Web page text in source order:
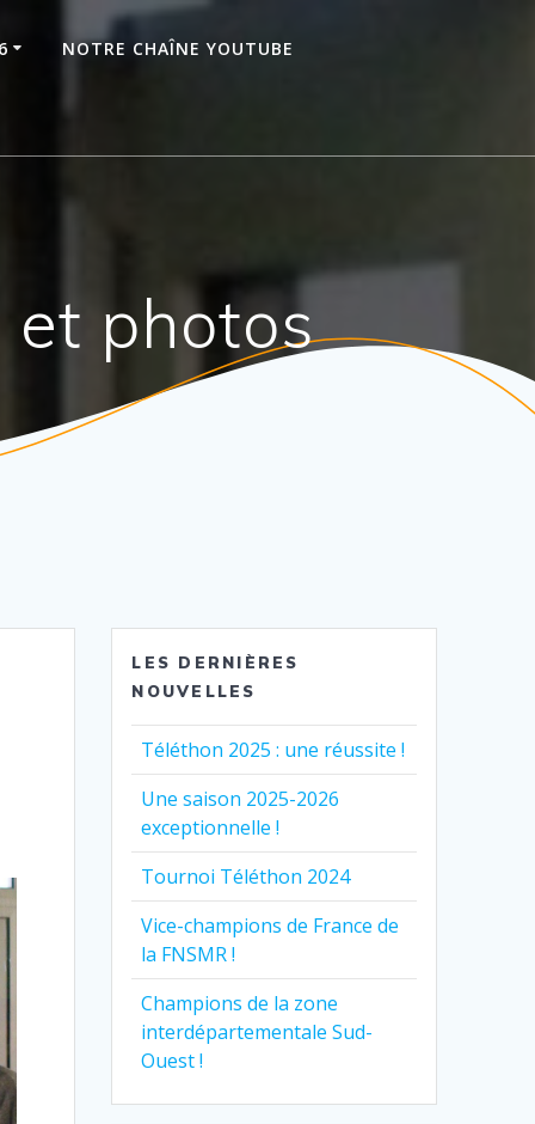
NOTRE CHAÎNE YOUTUBE
et photos
LES DERNIÈRES
NOUVELLES
Téléthon 2025 : une réussite !
Une saison 2025-2026
exceptionnelle !
Tournoi Téléthon 2024
Vice-champions de France de
la FNSMR !
Champions de la zone
interdépartementale Sud-
Ouest !